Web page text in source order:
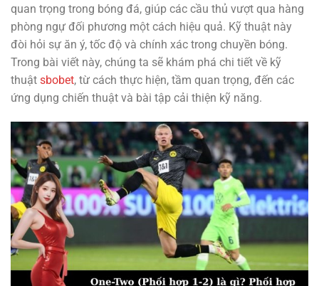
quan trọng trong bóng đá, giúp các cầu thủ vượt qua hàng
phòng ngự đối phương một cách hiệu quả. Kỹ thuật này
đòi hỏi sự ăn ý, tốc độ và chính xác trong chuyền bóng.
Trong bài viết này, chúng ta sẽ khám phá chi tiết về kỹ
thuật sbobet, từ cách thực hiện, tầm quan trọng, đến các
ứng dụng chiến thuật và bài tập cải thiện kỹ năng.